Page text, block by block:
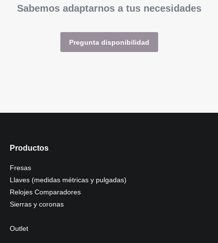
Sabemos adaptarnos a tus necesidades
Pregunta disponibilidad
Productos
Fresas
Llaves (medidas métricas y pulgadas)
Relojes Comparadores
Sierras y coronas
Outlet